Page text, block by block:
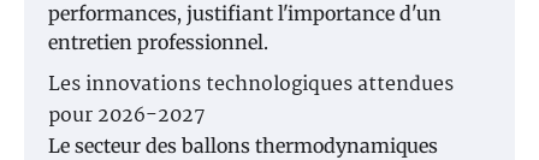
performances, justifiant l'importance d'un
entretien professionnel.
Les innovations technologiques attendues
pour 2026-2027
Le secteur des ballons thermodynamiques